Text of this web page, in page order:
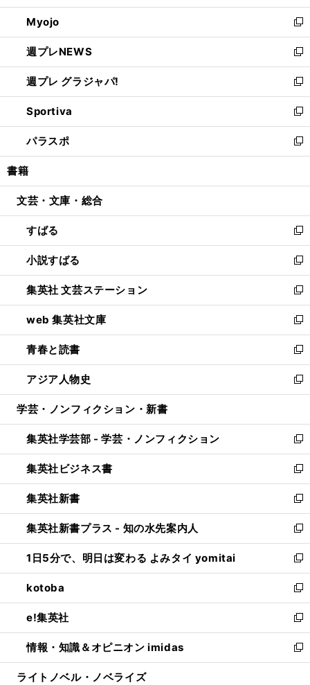
開
く
ウ
で
開
く
ン
ド
ウ
で
開
く
ウ
ィ
ン
ド
ウ
で
開
く
Myojo
新
し
い
ウ
ィ
ン
ド
ウ
で
開
週プレNEWS
新
し
い
ウ
ィ
ン
ド
ウ
開
週プレ グラジャパ!
新
し
い
ウ
ィ
ン
ウ
開
く
Sportiva
新
し
い
ウ
ン
ウ
で
開
く
パラスポ
新
し
ウ
ン
ド
ウ
で
開
く
書籍
文芸・文庫・総合
すばる
新
し
い
ウ
ィ
ン
ド
ウ
で
開
く
小説すばる
新
し
い
ウ
ィ
ン
ド
ウ
で
開
集英社 文芸ステーション
新
し
い
ウ
ィ
ン
ド
ウ
開
く
web 集英社文庫
新
し
い
ウ
ィ
ン
ウ
で
開
く
青春と読書
新
し
い
ウ
ン
ド
ウ
で
開
く
アジア人物史
新
し
ウ
ィ
ン
ド
ウ
で
開
く
学芸・ノンフィクション・新書
集英社学芸部 - 学芸・ノンフィクション
新
し
い
ウ
ィ
ン
ド
ウ
で
開
く
集英社ビジネス書
新
し
い
ウ
ィ
ン
ド
ウ
で
開
く
集英社新書
新
し
い
ウ
ィ
ン
ド
ウ
で
開
く
集英社新書プラス - 知の水先案内人
新
し
い
ウ
ィ
ン
ド
ウ
で
開
1日5分で、明日は変わる よみタイ yomitai
新
し
い
ウ
ィ
ン
ド
ウ
kotoba
新
し
い
ウ
ィ
ン
e!集英社
新
し
い
ウ
情報・知識＆オピニオン imidas
新
し
ライトノベル・ノベライズ